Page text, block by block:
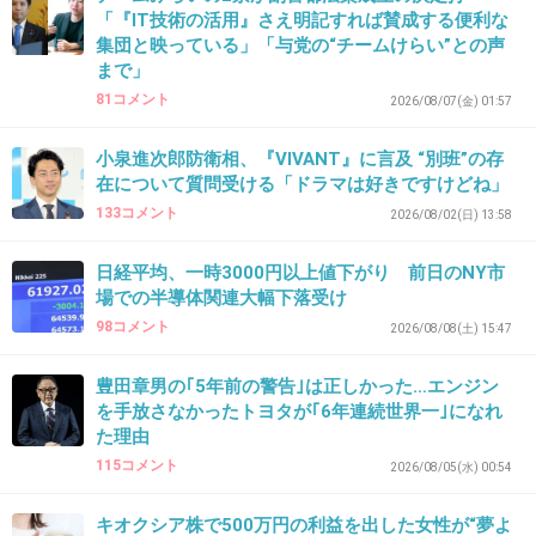
「『IT技術の活用』さえ明記すれば賛成する便利な
集団と映っている」「与党の“チームけらい”との声
まで」
81コメント 2026/08/07(金) 01:57
小泉進次郎防衛相、『VIVANT』に言及 “別班”の存
在について質問受ける「ドラマは好きですけどね」
133コメント 2026/08/02(日) 13:58
日経平均、一時3000円以上値下がり 前日のNY市
場での半導体関連大幅下落受け
98コメント 2026/08/08(土) 15:47
豊田章男の｢5年前の警告｣は正しかった…エンジン
を手放さなかったトヨタが｢6年連続世界一｣になれ
た理由
115コメント 2026/08/05(水) 00:54
キオクシア株で500万円の利益を出した女性が“夢よ